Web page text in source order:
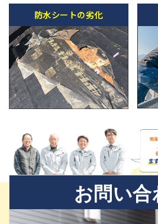
防水シートの劣化
お問い合